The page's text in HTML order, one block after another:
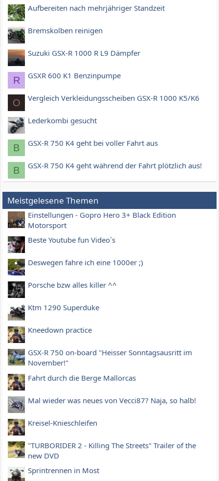
Aufbereiten nach mehrjähriger Standzeit
Bremskolben reinigen
Suzuki GSX-R 1000 R L9 Dämpfer
R GSXR 600 K1 Benzinpumpe
O Vergleich Verkleidungsscheiben GSX-R 1000 K5/K6
Lederkombi gesucht
B GSX-R 750 K4 geht bei voller Fahrt aus
B GSX-R 750 K4 geht während der Fahrt plötzlich aus!
Meistgelesene Themen
Einstellungen - Gopro Hero 3+ Black Edition
Motorsport
Beste Youtube fun Video´s
Deswegen fahre ich eine 1000er ;)
Porsche bzw alles killer ^^
Ktm 1290 Superduke
Kneedown practice
GSX-R 750 on-board "Heisser Sonntagsausritt im
November!"
Fahrt durch die Berge Mallorcas
Mal wieder was neues von Vecci87? Naja, so halb!
Kreisel-Knieschleifen
"TURBORIDER 2 - Killing The Streets" Trailer of the
new DVD
Sprintrennen in Most